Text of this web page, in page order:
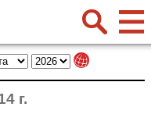
г.